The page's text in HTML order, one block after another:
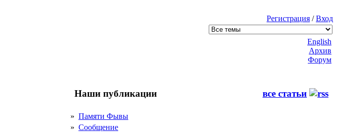
Регистрация /Вход
English
Архив
Форум
Наши публикации все статьи
» Памяти Фывы
» Сообщение